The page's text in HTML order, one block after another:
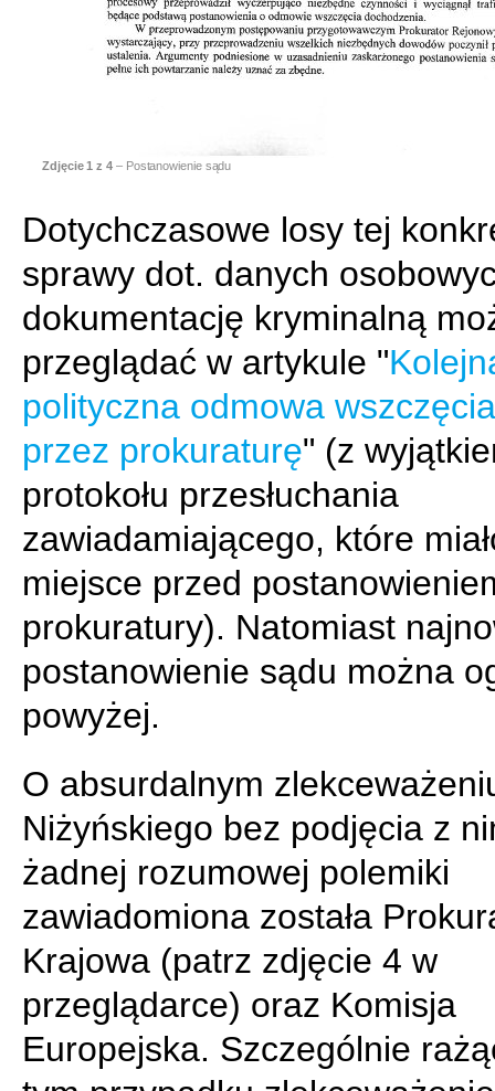
Zdjęcie1 z 4– Postanowienie sądu
Dotychczasowe losy tej
sprawy dot. danych
dokumentację kryminalną
przeglądać w artykule "
polityczna odmowa
przez prokuraturę" (z
protokołu przesłuchania
zawiadamiającego, które
miejsce przed
prokuratury). Natomiast
postanowienie sądu można
powyżej.
O absurdalnym
Niżyńskiego bez podjęcia z
żadnej rozumowej polemiki
zawiadomiona została
Krajowa (patrz zdjęcie 4 w
przeglądarce) oraz Komisja
Europejska. Szczególnie